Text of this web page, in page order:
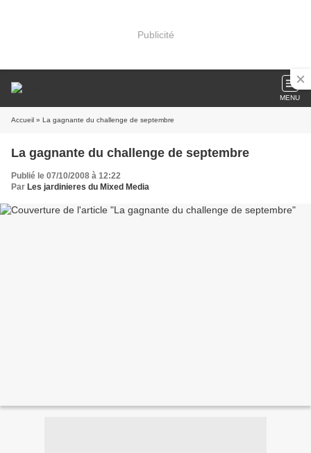
Publicité
MENU
Accueil » La gagnante du challenge de septembre
La gagnante du challenge de septembre
Publié le 07/10/2008 à 12:22
Par Les jardinieres du Mixed Media